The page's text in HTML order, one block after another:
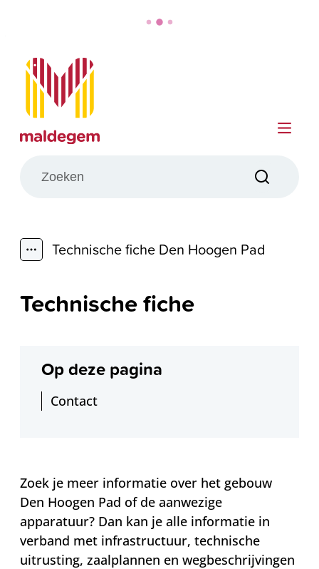
Maldegem
Zoeken
Toon alle broodkruimel items
Technische fiche Den Hoogen Pad
Technische fiche
Op deze pagina
Contact
Zoek je meer informatie over het gebouw
Den Hoogen Pad of de aanwezige
apparatuur? Dan kan je alle informatie in
verband met infrastructuur, technische
uitrusting, zaalplannen en wegbeschrijvingen